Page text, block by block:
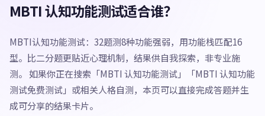
MBTI 认知功能测试适合谁？
MBTI认知功能测试：32题测8种功能强弱，用功能栈匹配16
型。比二分题更贴近心理机制，结果供自我探索，非专业施
测。 如果你正在搜索「MBTI 认知功能测试」「MBTI 认知功能
测试免费测试」或相关人格自测，本页可以直接完成答题并生
成可分享的结果卡片。